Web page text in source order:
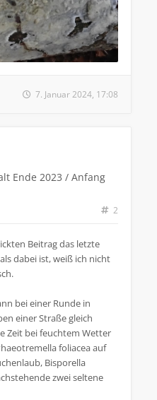
7. Januar 2024, 17:08
Ende 2023 / Anfang
2
Beitrag das letzte
dabei ist, weiß ich nicht
bei einer Runde in
einer Straße gleich
Zeit bei feuchtem Wetter
foliacea auf
Bisporella
zwei seltene